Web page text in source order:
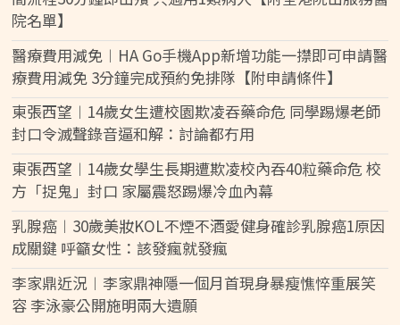
院名單】
醫療費用減免︱HA Go手機App新增功能一㩒即可申請醫
療費用減免 3分鐘完成預約免排隊【附申請條件】
東張西望︱14歲女生遭校園欺凌吞藥命危 同學踢爆老師
封口令滅聲錄音逼和解：討論都冇用
東張西望︱14歲女學生長期遭欺凌校內吞40粒藥命危 校
方「捉鬼」封口 家屬震怒踢爆冷血內幕
乳腺癌︱30歲美妝KOL不煙不酒愛健身確診乳腺癌1原因
成關鍵 呼籲女性：該發瘋就發瘋
李家鼎近況︱李家鼎神隱一個月首現身暴瘦憔悴重展笑
容 李泳豪公開施明兩大遺願